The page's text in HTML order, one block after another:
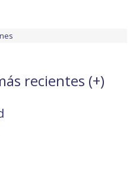
recientes (+)